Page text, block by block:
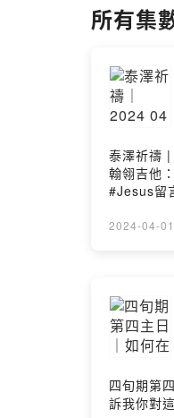
所有集
泰澤祈禱
翰翎吉他
#Jesus留
2024-04-01
四旬期第
訴我你對